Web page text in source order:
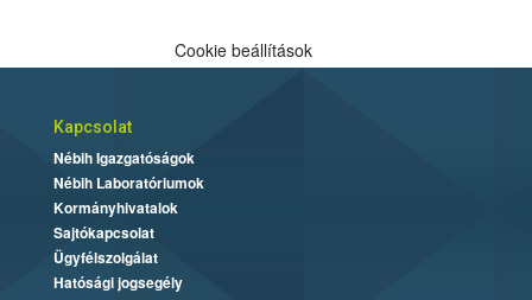
Cookie beállítások
Kapcsolat
Nébih Igazgatóságok
Nébih Laboratóriumok
Kormányhivatalok
Sajtókapcsolat
Ügyfélszolgálat
Hatósági jogsegély